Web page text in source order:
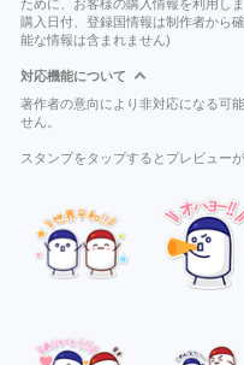
ために、お客様の購入情報を利用しま
購入日付、登録国情報は制作者から
能な情報は含まれません)
対応機能について
著作者の意向により非対応になる可
せん。
スタンプをタップするとプレビュー